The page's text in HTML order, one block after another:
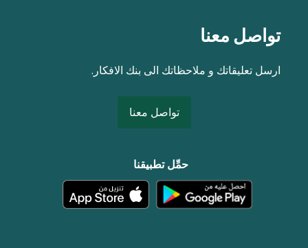
تواصل معنا
ارسل تعليقاتك و ملاحظاتك الى بنك الافكار.
تواصل معنا
حمِّل تطبيقنا